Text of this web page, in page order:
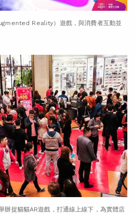
Reality）遊戲，與消費者互動並
辦捉貓貓AR遊戲，打通線上線下，為實體店